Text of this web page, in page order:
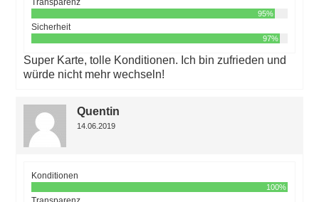
Transparenz
95%
Sicherheit
97%
Super Karte, tolle Konditionen. Ich bin zufrieden und
würde nicht mehr wechseln!
Quentin
14.06.2019
Konditionen
100%